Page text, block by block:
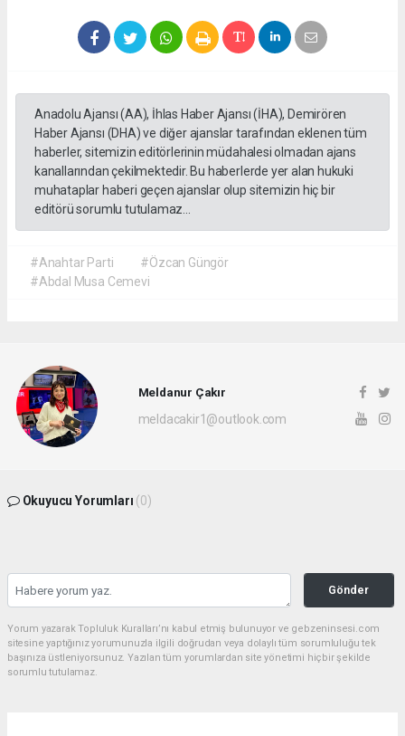
Anadolu Ajansı (AA), İhlas Haber Ajansı (İHA), Demirören
Haber Ajansı (DHA) ve diğer ajanslar tarafından eklenen tüm
haberler, sitemizin editörlerinin müdahalesi olmadan ajans
kanallarından çekilmektedir. Bu haberlerde yer alan hukuki
muhataplar haberi geçen ajanslar olup sitemizin hiç bir
editörü sorumlu tutulamaz...
#Anahtar Parti
#Özcan Güngör
#Abdal Musa Cemevi
Meldanur Çakır
meldacakir1@outlook.com
Okuyucu Yorumları (0)
Gönder
Yorum yazarak Topluluk Kuralları’nı kabul etmiş bulunuyor ve gebzeninsesi.com
sitesine yaptığınız yorumunuzla ilgili doğrudan veya dolaylı tüm sorumluluğu tek
başınıza üstleniyorsunuz. Yazılan tüm yorumlardan site yönetimi hiçbir şekilde
sorumlu tutulamaz.